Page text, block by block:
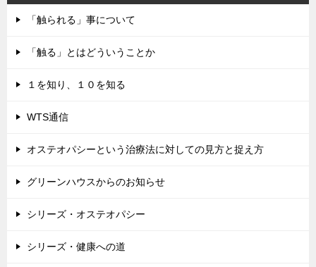
「触られる」事について
「触る」とはどういうことか
１を知り、１０を知る
WTS通信
オステオパシーという治療法に対しての見方と捉え方
グリーンハウスからのお知らせ
シリーズ・オステオパシー
シリーズ・健康への道